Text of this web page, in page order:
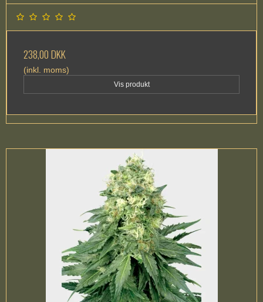
238,00 DKK
(inkl. moms)
Vis produkt